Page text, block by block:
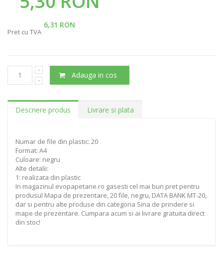
6,31 RON
Pret cu TVA
Adauga in cos
Descriere produs Livrare si plata
Numar de file din plastic: 20
Format: A4
Culoare: negru
Alte detalii:
1: realizata din plastic
In magazinul evopapetarie.ro gasesti cel mai bun pret pentru
produsul Mapa de prezentare, 20 file, negru, DATA BANK MT-20,
dar si pentru alte produse din categoria Sina de prindere si
mape de prezentare. Cumpara acum si ai livrare gratuita direct
din stoc!